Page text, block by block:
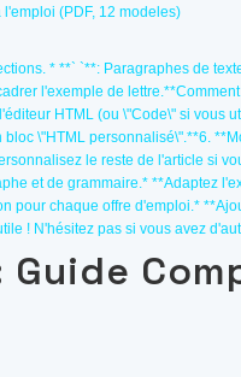
(PDF, 12 modeles)
* **` `**: Paragraphes de
l'exemple de
HTML (ou \"Code\" si vous
\"HTML personnalisé\".**6.
le reste de l'article si
et de grammaire.* **Adaptez
pour chaque offre d'emploi.*
! N'hésitez pas si vous avez